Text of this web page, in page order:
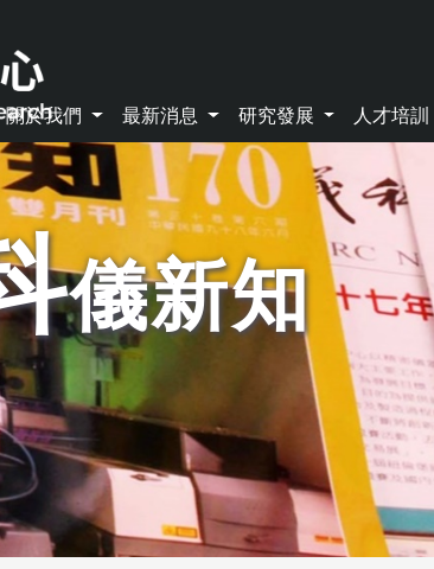
關於我們 最新消息 研究發展 人才培訓
儀新知